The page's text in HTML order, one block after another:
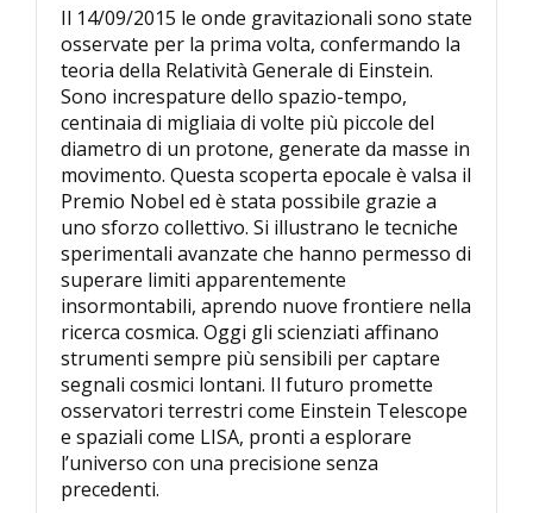
Il 14/09/2015 le onde gravitazionali sono state
osservate per la prima volta, confermando la
teoria della Relatività Generale di Einstein.
Sono increspature dello spazio-tempo,
centinaia di migliaia di volte più piccole del
diametro di un protone, generate da masse in
movimento. Questa scoperta epocale è valsa il
Premio Nobel ed è stata possibile grazie a
uno sforzo collettivo. Si illustrano le tecniche
sperimentali avanzate che hanno permesso di
superare limiti apparentemente
insormontabili, aprendo nuove frontiere nella
ricerca cosmica. Oggi gli scienziati affinano
strumenti sempre più sensibili per captare
segnali cosmici lontani. Il futuro promette
osservatori terrestri come Einstein Telescope
e spaziali come LISA, pronti a esplorare
l’universo con una precisione senza
precedenti.